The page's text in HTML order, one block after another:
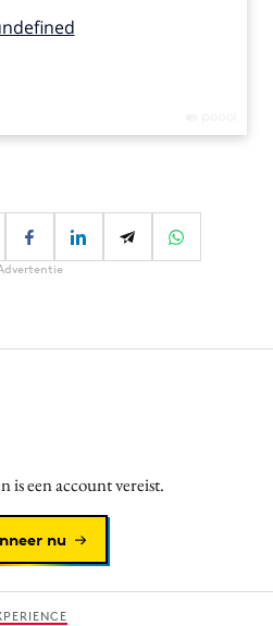
is een account vereist.
nu